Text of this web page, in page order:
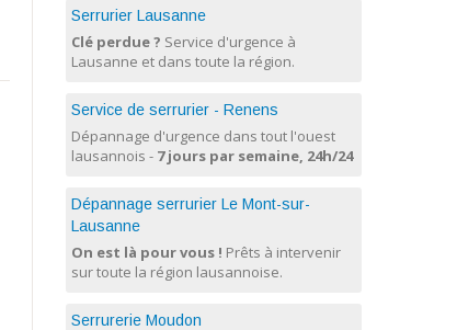
Serrurier Lausanne
Clé perdue ? Service d'urgence à
Lausanne et dans toute la région.
Service de serrurier - Renens
Dépannage d'urgence dans tout l'ouest
lausannois - 7 jours par semaine, 24h/24
Dépannage serrurier Le Mont-sur-
Lausanne
On est là pour vous ! Prêts à intervenir
sur toute la région lausannoise.
Serrurerie Moudon